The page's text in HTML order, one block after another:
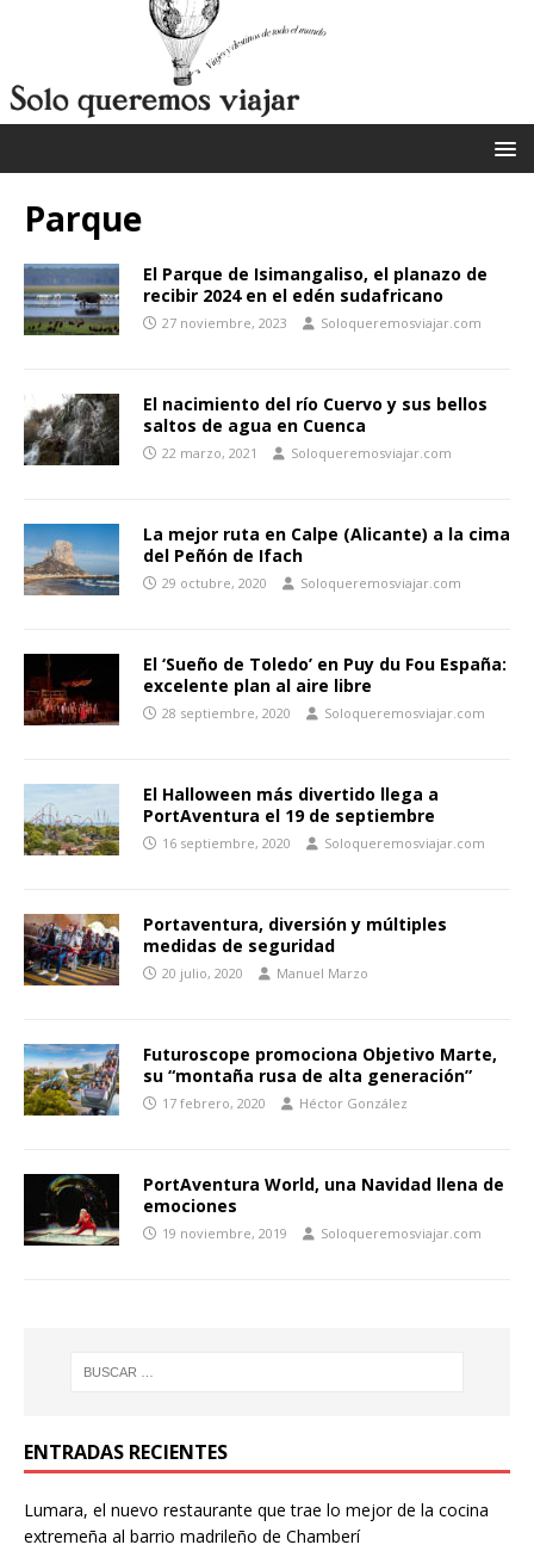
Parque
El Parque de Isimangaliso, el planazo de
recibir 2024 en el edén sudafricano
27 noviembre, 2023 Soloqueremosviajar.com
El nacimiento del río Cuervo y sus bellos
saltos de agua en Cuenca
22 marzo, 2021 Soloqueremosviajar.com
La mejor ruta en Calpe (Alicante) a la cima
del Peñón de Ifach
29 octubre, 2020 Soloqueremosviajar.com
El ‘Sueño de Toledo’ en Puy du Fou España:
excelente plan al aire libre
28 septiembre, 2020 Soloqueremosviajar.com
El Halloween más divertido llega a
PortAventura el 19 de septiembre
16 septiembre, 2020 Soloqueremosviajar.com
Portaventura, diversión y múltiples
medidas de seguridad
20 julio, 2020 Manuel Marzo
Futuroscope promociona Objetivo Marte,
su “montaña rusa de alta generación”
17 febrero, 2020 Héctor González
PortAventura World, una Navidad llena de
emociones
19 noviembre, 2019 Soloqueremosviajar.com
ENTRADAS RECIENTES
Lumara, el nuevo restaurante que trae lo mejor de la cocina
extremeña al barrio madrileño de Chamberí